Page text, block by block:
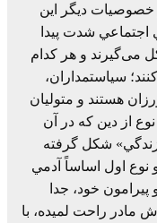
ديگر اين
اجتماعي شدت پيدا
می‌گيرند و هر کدام
سياستمداران،
هستند و متوليان
از دين که در آن
زندگي» شکل گرفته
نوع اول اساساً آدمي
خود، جدا
مادر راحت لميده، با